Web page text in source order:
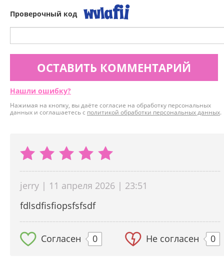
Проверочный код
ОСТАВИТЬ КОММЕНТАРИЙ
Нашли ошибку?
Нажимая на кнопку, вы даёте согласие на обработку персональных
данных и соглашаетесь с политикой обработки персональных данных.
jerry | 11 апреля 2026 | 23:51
fdlsdfisfiopsfsfsdf
Согласен 0 Не согласен 0